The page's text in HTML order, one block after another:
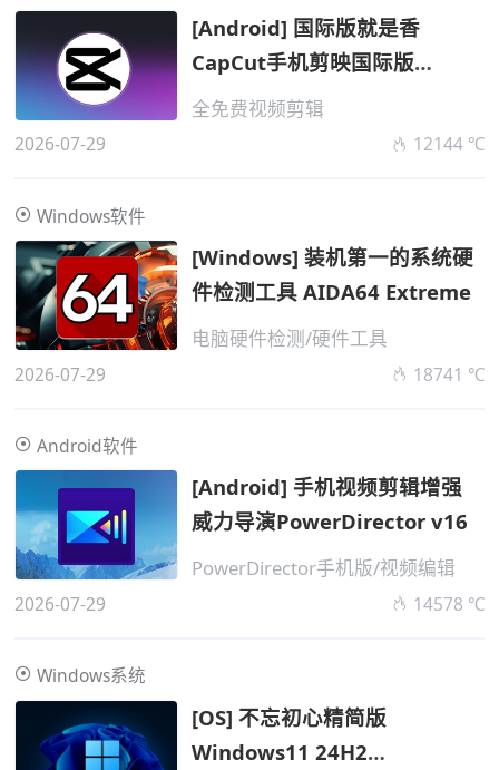
[Android] 国际版就是香
CapCut手机剪映国际版
v2026.072
全免费视频剪辑
2026-07-29 12144 ℃
Windows软件
[Windows] 装机第一的系统硬
件检测工具 AIDA64 Extreme
电脑硬件检测/硬件工具
2026-07-29 18741 ℃
Android软件
[Android] 手机视频剪辑增强
威力导演PowerDirector v16
PowerDirector手机版/视频编辑
2026-07-29 14578 ℃
Windows系统
[OS] 不忘初心精简版
Windows11 24H2